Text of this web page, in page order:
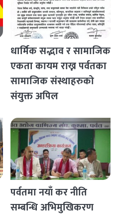
धार्मिक सद्भाव र सामाजिक
एकता कायम राख्न पर्वतका
सामाजिक संस्थाहरुको
संयुक्त अपिल
पर्वतमा नयाँ कर नीति
सम्बन्धि अभिमुखिकरण